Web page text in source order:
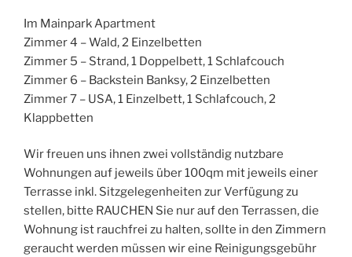
Im Mainpark Apartment
Zimmer 4 – Wald, 2 Einzelbetten
Zimmer 5 – Strand, 1 Doppelbett, 1 Schlafcouch
Zimmer 6 – Backstein Banksy, 2 Einzelbetten
Zimmer 7 – USA, 1 Einzelbett, 1 Schlafcouch, 2
Klappbetten
Wir freuen uns ihnen zwei vollständig nutzbare
Wohnungen auf jeweils über 100qm mit jeweils einer
Terrasse inkl. Sitzgelegenheiten zur Verfügung zu
stellen, bitte RAUCHEN Sie nur auf den Terrassen, die
Wohnung ist rauchfrei zu halten, sollte in den Zimmern
geraucht werden müssen wir eine Reinigungsgebühr